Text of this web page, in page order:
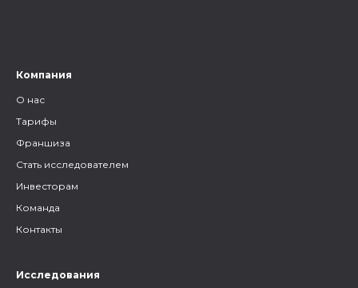
Компания
О нас
Тарифы
Франшиза
Стать исследователем
Инвесторам
Команда
Контакты
Исследования